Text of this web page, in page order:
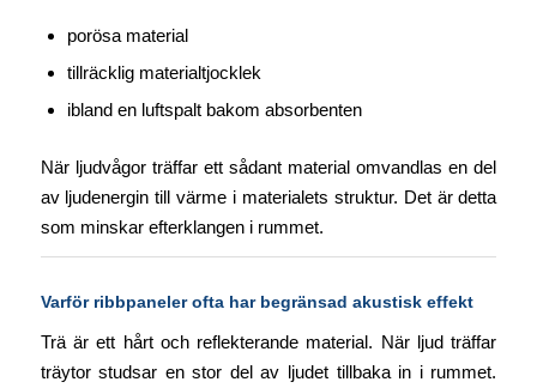
porösa material
tillräcklig materialtjocklek
ibland en luftspalt bakom absorbenten
När ljudvågor träffar ett sådant material omvandlas en del
av ljudenergin till värme i materialets struktur. Det är detta
som minskar efterklangen i rummet.
Varför ribbpaneler ofta har begränsad akustisk effekt
Trä är ett hårt och reflekterande material. När ljud träffar
träytor studsar en stor del av ljudet tillbaka in i rummet.